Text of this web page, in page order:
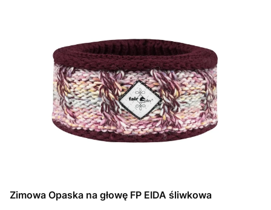
Zimowa Opaska na głowę FP EIDA śliwkowa